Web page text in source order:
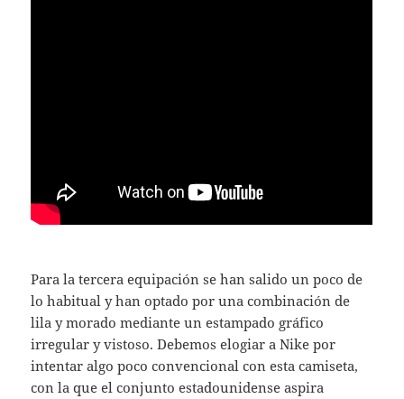
Para la tercera equipación se han salido un poco de
lo habitual y han optado por una combinación de
lila y morado mediante un estampado gráfico
irregular y vistoso. Debemos elogiar a Nike por
intentar algo poco convencional con esta camiseta,
con la que el conjunto estadounidense aspira